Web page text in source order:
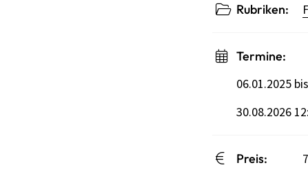
Rubriken:
Termine:
06.01.2025
30.08.2026
Preis: